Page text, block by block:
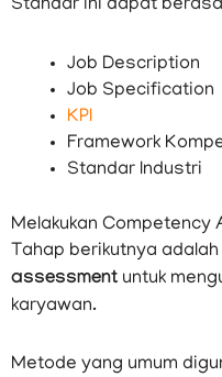
Standar ini dapat
Job Description
Job Specification
KPI
Framework
Standar Industri
Melakukan Competency
Tahap berikutnya adalah
assessment untuk
karyawan.
Metode yang umum